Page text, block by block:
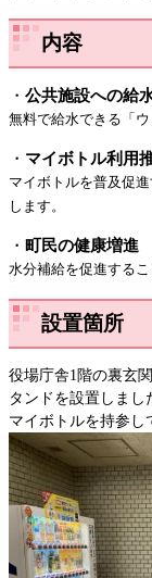
内容
・ 公共施設への給
無料で給水できる「
・ マイボトル利用
マイボトルを普及促
します。
・ 町民の健康増進
水分補給を促進する
設置箇所
役場庁舎1階の裏玄
タンドを設置しまし
マイボトルを持参し